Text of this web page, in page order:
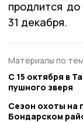
продлится
31 декабря.
Материалы по
С 15 октября в
пушного зверя
Сезон охоты на
Бондарском